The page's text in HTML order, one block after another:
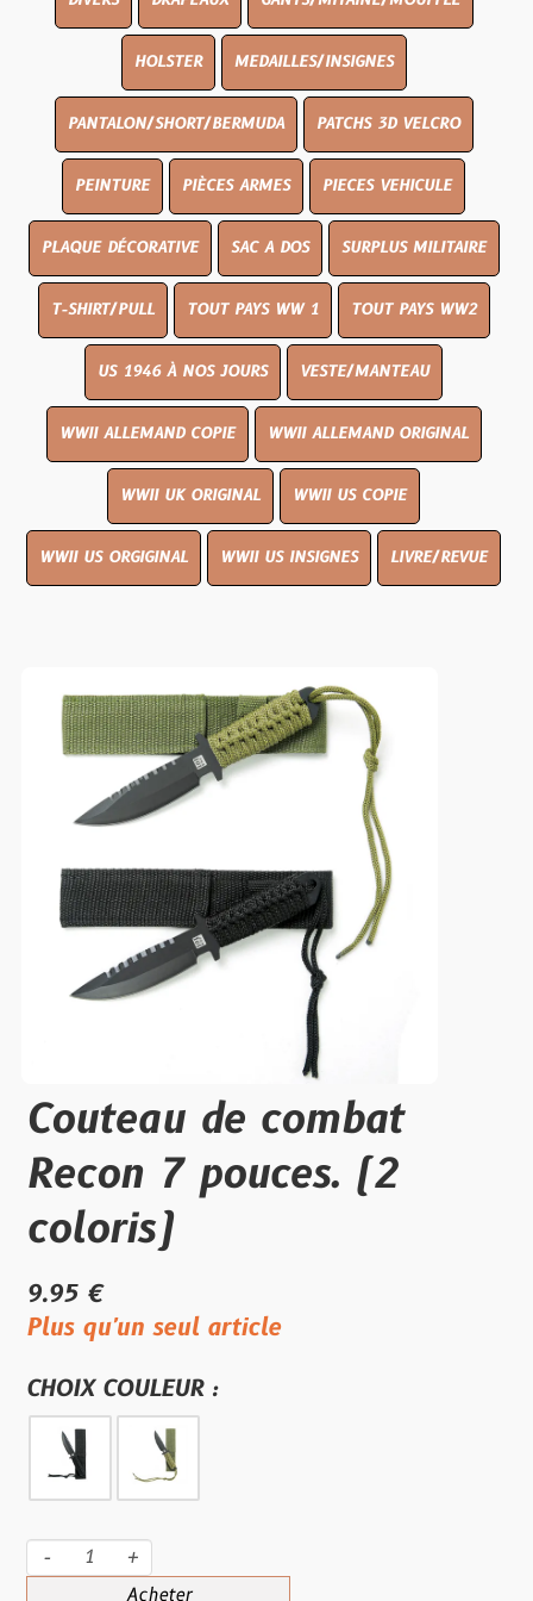
HOLSTER MEDAILLES/INSIGNES
PANTALON/SHORT/BERMUDA PATCHS 3D VELCRO
PEINTURE PIÈCES ARMES PIECES VEHICULE
PLAQUE DÉCORATIVE SAC A DOS SURPLUS MILITAIRE
T-SHIRT/PULL TOUT PAYS WW 1 TOUT PAYS WW2
US 1946 À NOS JOURS VESTE/MANTEAU
WWII ALLEMAND COPIE WWII ALLEMAND ORIGINAL
WWII UK ORIGINAL WWII US COPIE
WWII US ORGIGINAL WWII US INSIGNES LIVRE/REVUE
Couteau de combat
Recon 7 pouces. (2
coloris)
9.95 €
Plus qu'un seul article
CHOIX COULEUR :
- +
Acheter